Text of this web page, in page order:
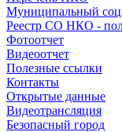
Муниципальный
Реестр СО НКО -
Фотоотчет
Видеоотчет
Полезные ссылки
Контакты
Открытые данные
Видеотрансляция
Безопасный город